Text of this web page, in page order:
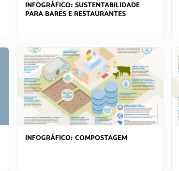
INFOGRÁFICO: SUSTENTABILIDADE
PARA BARES E RESTAURANTES
INFOGRÁFICO: COMPOSTAGEM